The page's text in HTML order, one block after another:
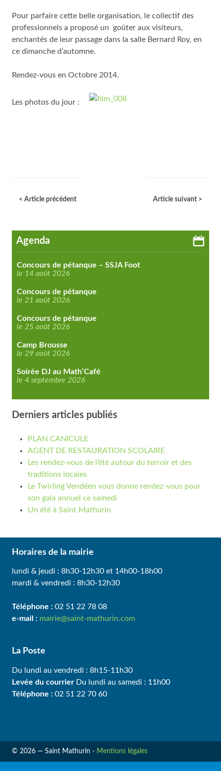
Pour parfaire cette belle organisation, le collectif des
professionnels a proposé un goûter aux visiteurs,
enchantés de leur passage dans la salle Bernard Roy, en
ce dimanche d’automne.
Rendez-vous en Octobre 2014.
Les photos du jour :
< Article précédent Article suivant >
Agenda
Concours de pétanque – SSJA Foot
le 14 août 2026
Concours de pétanque
le 21 août 2026
Concours de pétanque
le 25 août 2026
Camp Brousse
le 29 août 2026
Soirée DJ au Math’Café
le 4 septembre 2026
Derniers articles publiés
PLAN CANICULE
AGENT DE RESTAURATION SCOLAIRE
Les rendez-vous de l’été autour du terroir et des
traditions locales
Le Twirling Vendéen vous donne rendez-vous pour
son gala annuel ce samedi
Un été à Saint Mathurin
Horaires de la mairie
lundi & jeudi : 8h30-12h30 et 14h00-18h00
mardi & vendredi : 8h30-12h30
Téléphone : 02 51 22 78 08
e-mail : mairie@saint-mathurin.com
La Poste
Du lundi au vendredi : 8h15-11h30
Levée du courrier Du lundi au samedi : 11h00
Téléphone : 02 51 22 70 60
© 2026 — Saint Mathurin - Mentions légales